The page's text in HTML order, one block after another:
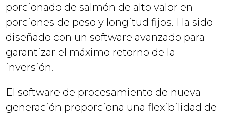
porcionado de salmón de alto valor en
porciones de peso y longitud fijos. Ha sido
diseñado con un software avanzado para
garantizar el máximo retorno de la
inversión.
El software de procesamiento de nueva
generación proporciona una flexibilidad de